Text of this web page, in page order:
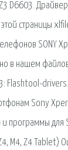
Z3 D6603.
страницы
SONY
в нашем
Flashtool-
Sony
программы для
M4, Z4 Tablet)